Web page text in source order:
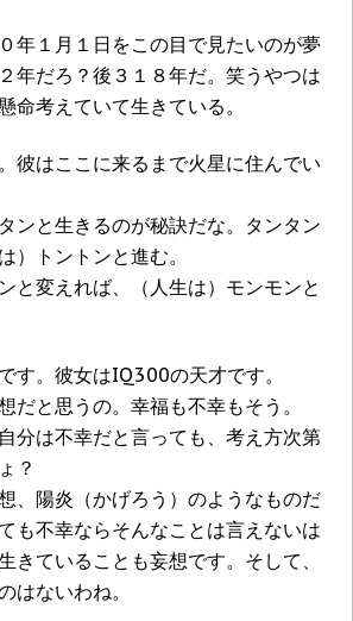
１月１日をこの目で見たいのが夢
年だろ？後３１８年だ。笑うやつは
命考えていて生きている。
彼はここに来るまで火星に住んでい
と生きるのが秘訣だな。タンタン
）トントンと進む。
と変えれば、（人生は）モンモンと
す。彼女はIQ300の天才です。
だと思うの。幸福も不幸もそう。
分は不幸だと言っても、考え方次第
？
、陽炎（かげろう）のようなものだ
も不幸ならそんなことは言えないは
きていることも妄想です。そして、
はないわね。